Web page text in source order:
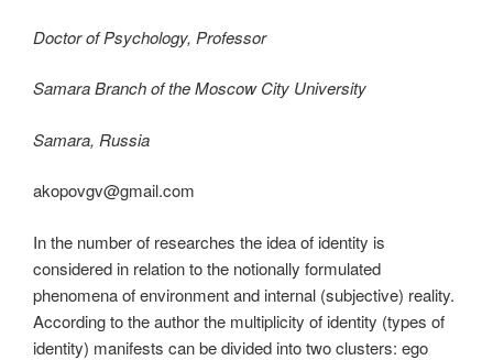
Doctor of Psychology, Professor
Samara Branch of the Moscow City University
Samara, Russia
akopovgv@gmail.com
In the number of researches the idea of identity is
considered in relation to the notionally formulated
phenomena of environment and internal (subjective) reality.
According to the author the multiplicity of identity (types of
identity) manifests can be divided into two clusters: ego